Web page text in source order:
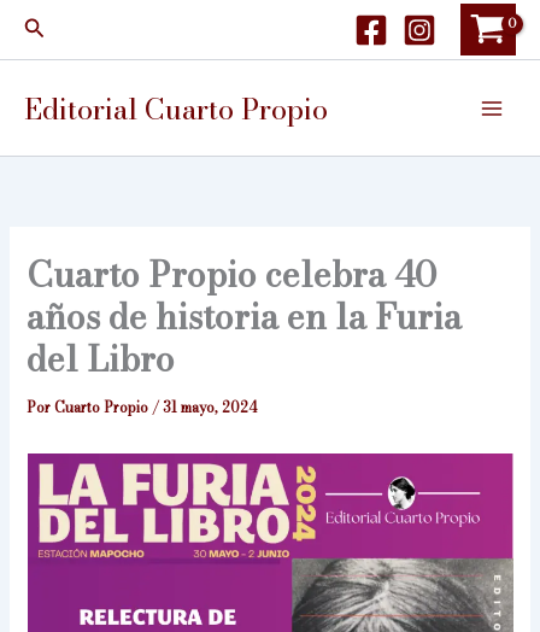
Buscar
Editorial Cuarto Propio
Cuarto Propio celebra 40
años de historia en la Furia
del Libro
PorCuarto Propio /31 mayo, 2024